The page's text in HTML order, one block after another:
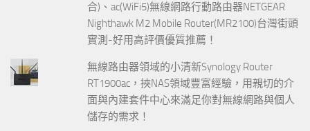
合)、ac(WiFi5)無線網路行動路由器NETGEAR
Nighthawk M2 Mobile Router(MR2100)台灣街頭
實測-好用高評價優質推薦！
無線路由器領域的小清新Synology Router
RT1900ac，挾NAS領域豐富經驗，用親切的介
面與內建套件中心來滿足你對無線網路與個人
儲存的需求！